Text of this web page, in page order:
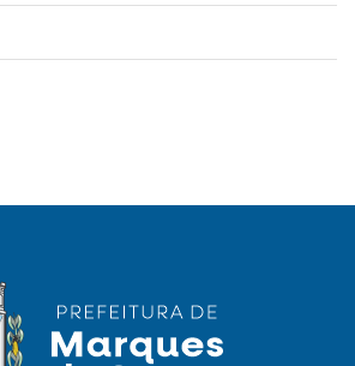
com o uso de TODOS os
cookies..